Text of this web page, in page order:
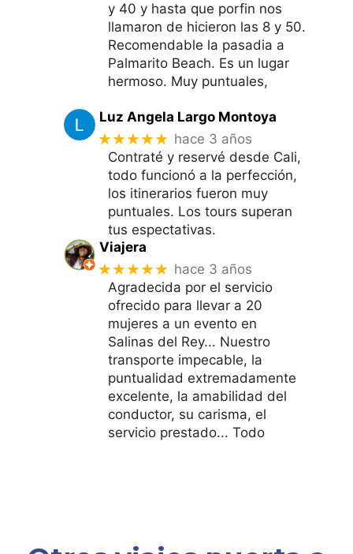
y 40 y hasta que porfin nos
llamaron de hicieron las 8 y 50.
Recomendable la pasadia a
Palmarito Beach. Es un lugar
hermoso. Muy puntuales,
Luz Angela Largo Montoya
★★★★★ hace 3 años
Contraté y reservé desde Cali,
todo funcionó a la perfección,
los itinerarios fueron muy
puntuales. Los tours superan
tus espectativas.
Viajera
★★★★★ hace 3 años
Agradecida por el servicio
ofrecido para llevar a 20
mujeres a un evento en
Salinas del Rey... Nuestro
transporte impecable, la
puntualidad extremadamente
excelente, la amabilidad del
conductor, su carisma, el
servicio prestado... Todo